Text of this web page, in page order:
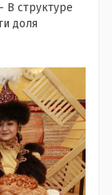
В структуре
доля